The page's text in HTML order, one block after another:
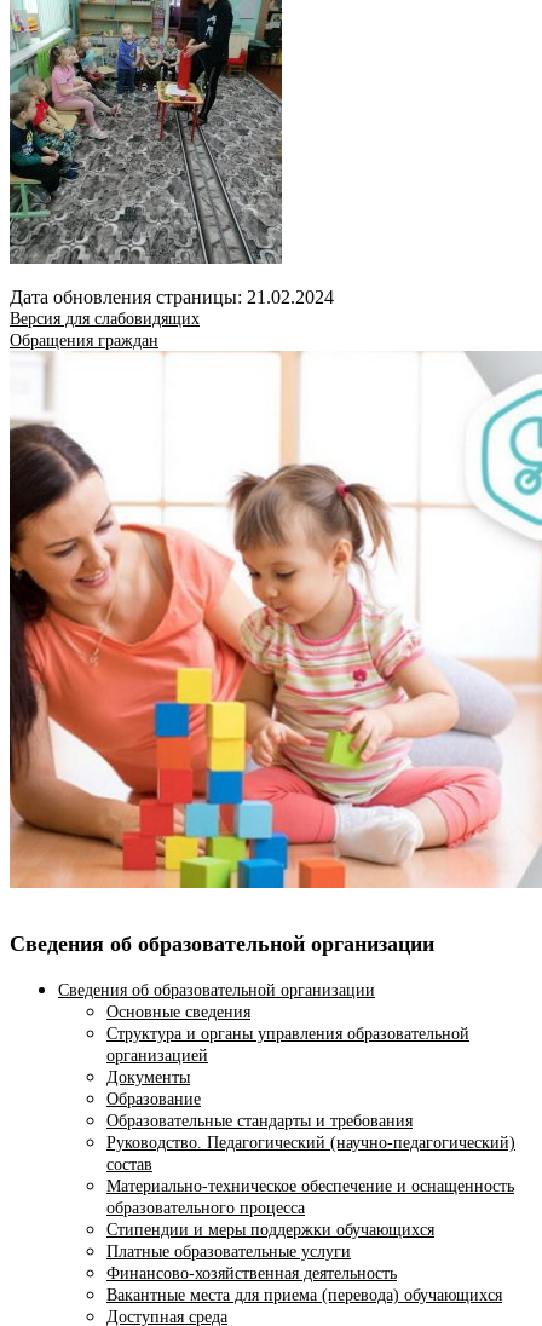
Дата обновления страницы: 21.02.2024
Версия для слабовидящих
Обращения граждан
Сведения об образовательной организации
Сведения об образовательной организации
Основные сведения
Структура и органы управления образовательной
организацией
Документы
Образование
Образовательные стандарты и требования
Руководство. Педагогический (научно-педагогический)
состав
Материально-техническое обеспечение и оснащенность
образовательного процесса
Стипендии и меры поддержки обучающихся
Платные образовательные услуги
Финансово-хозяйственная деятельность
Вакантные места для приема (перевода) обучающихся
Доступная среда